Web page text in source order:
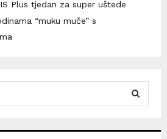
Plus tjedan za super uštede
“muku muče” s